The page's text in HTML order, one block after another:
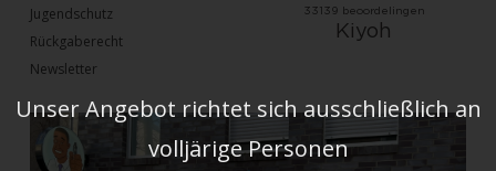
Jugendschutz
Rückgaberecht
Newsletter
Unser Angebot richtet sich ausschließlich an
volljärige Personen